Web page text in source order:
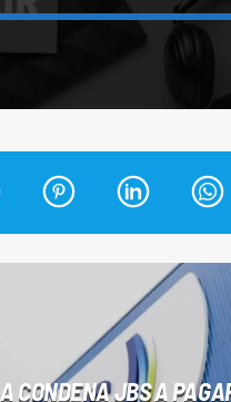
96,9
CONDENA JBS A